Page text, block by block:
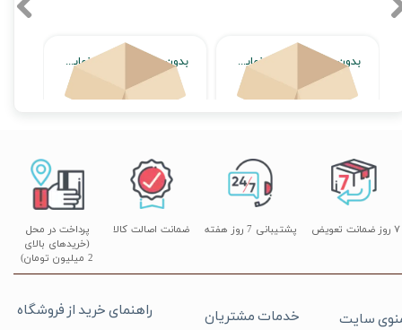
بدون محصول جهت نمایش
اتمام موجودی
بدون محصول جهت نمایش
اتمام موجودی
پشتیبانی 7 روز هفته
پرداخت در محل
(خریدهای بالای
2 میلیون تومان)
۷ روز ضمانت تعویض ضمانت اصالت کالا
راهنمای خرید از فروشگاه خدمات مشتریان سایت